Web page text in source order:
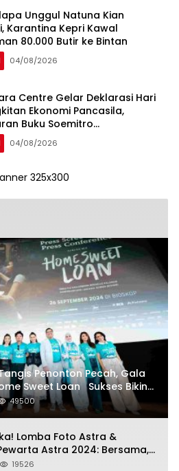
Unggul Natuna Kian
Karantina Kepri Kawal
80.000 Butir ke Bintan
04/08/2026
Centre Gelar Deklarasi Hari
Ekonomi Pancasila,
Buku Soemitro
Anti Penjajahan
Ekonomi Politik Indonesia) &
Perekonomian Nasional dan
Indonesia Emas 2045”,
04/08/2026
Penonton Pecah, Gala
Sweet Loan Sukses Bikin
Diri Sendiri di Layar
49500
Lomba Foto Astra &
Astra 2024: Bersama,
19526